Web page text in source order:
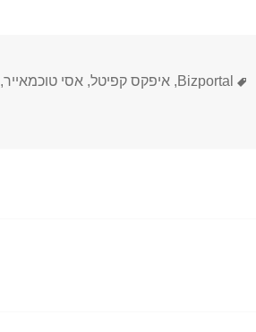
תגיות
Bizportal
,איפקס קפיטל,אסי טוכמאייר,